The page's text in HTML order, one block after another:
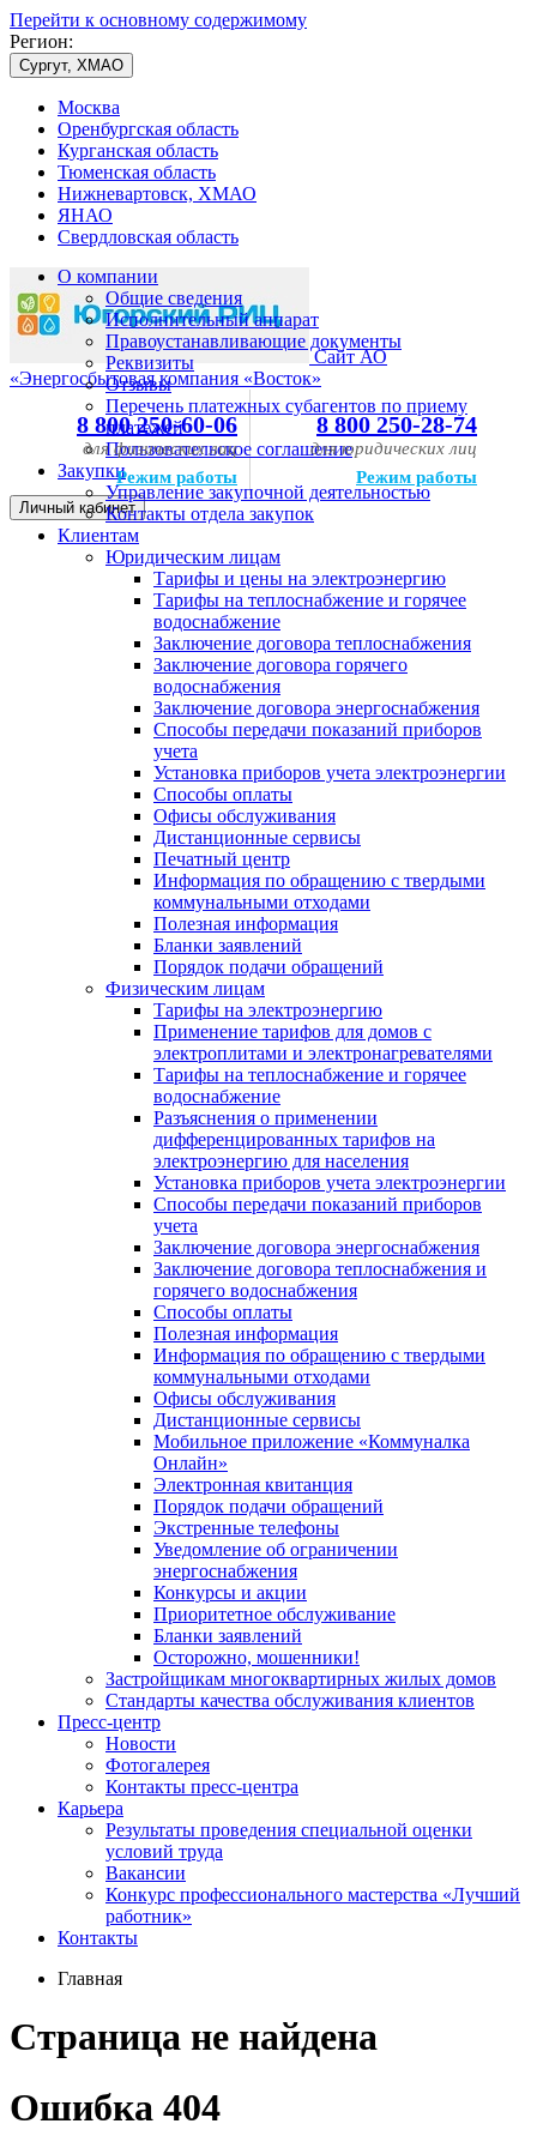
Перейти к основному содержимому
Регион:
Сургут, ХМАО
Москва
Оренбургская область
Курганская область
Тюменская область
Нижневартовск, ХМАО
ЯНАО
Свердловская область
Сайт АО
«Энергосбытовая компания «Восток»
8 800 250-60-06
для физических лиц
Режим работы
8 800 250-28-74
для юридических лиц
Режим работы
Личный кабинет
О компании
Общие сведения
Исполнительный аппарат
Правоустанавливающие документы
Реквизиты
Отзывы
Перечень платежных субагентов по приему
платежей
Пользовательское соглашение
Закупки
Управление закупочной деятельностью
Контакты отдела закупок
Клиентам
Юридическим лицам
Тарифы и цены на электроэнергию
Тарифы на теплоснабжение и горячее
водоснабжение
Заключение договора теплоснабжения
Заключение договора горячего
водоснабжения
Заключение договора энергоснабжения
Способы передачи показаний приборов
учета
Установка приборов учета электроэнергии
Способы оплаты
Офисы обслуживания
Дистанционные сервисы
Печатный центр
Информация по обращению с твердыми
коммунальными отходами
Полезная информация
Бланки заявлений
Порядок подачи обращений
Физическим лицам
Тарифы на электроэнергию
Применение тарифов для домов с
электроплитами и электронагревателями
Тарифы на теплоснабжение и горячее
водоснабжение
Разъяснения о применении
дифференцированных тарифов на
электроэнергию для населения
Установка приборов учета электроэнергии
Способы передачи показаний приборов
учета
Заключение договора энергоснабжения
Заключение договора теплоснабжения и
горячего водоснабжения
Способы оплаты
Полезная информация
Информация по обращению с твердыми
коммунальными отходами
Офисы обслуживания
Дистанционные сервисы
Мобильное приложение «Коммуналка
Онлайн»
Электронная квитанция
Порядок подачи обращений
Экстренные телефоны
Уведомление об ограничении
энергоснабжения
Конкурсы и акции
Приоритетное обслуживание
Бланки заявлений
Осторожно, мошенники!
Застройщикам многоквартирных жилых домов
Стандарты качества обслуживания клиентов
Пресс-центр
Новости
Фотогалерея
Контакты пресс-центра
Карьера
Результаты проведения специальной оценки
условий труда
Вакансии
Конкурс профессионального мастерства «Лучший
работник»
Контакты
Главная
Страница не найдена
Ошибка 404